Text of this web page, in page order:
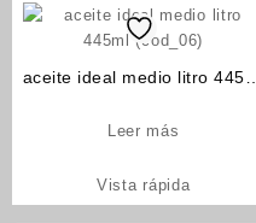
aceite ideal medio litro 445ml
Leer más
Vista rápida